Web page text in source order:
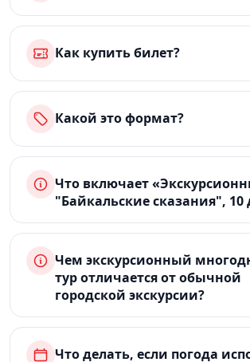
Как купить билет?
Какой это формат?
Что включает
"Байкальские сказания", 10
Чем экскурсионный
тур отличается от обычной
городской экскурсии?
Что делать, если погода